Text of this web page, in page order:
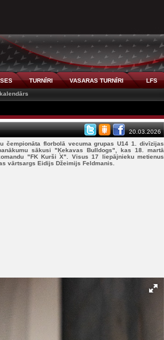
TURNĪRI VASARAS TURNĪRI LFS
20.03.2026
čempionāta florbolā vecuma grupas U14 1. divīzijas
sākusi "Ķekavas Bulldogs", kas 18. martā
"FK Kurši X". Visus 17 liepājnieku metienus
vārtsargs Eidijs Džeimijs Feldmanis.